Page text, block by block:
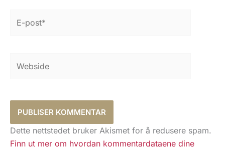
post*
Dette nettstedet bruker Akismet for å redusere spam.
Finn ut mer om hvordan kommentardataene dine